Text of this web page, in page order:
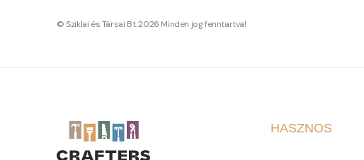
© Sziklai és Társai Bt. 2026 Minden jog fenntartva!
HASZNOS